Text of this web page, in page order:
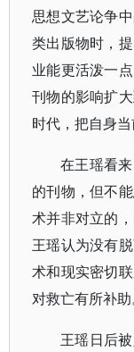
思想文艺论争
类出版物时，
业能更活泼一
刊物的影响扩
时代，把自身
在王瑶看
的刊物，但不
术并非对立的
王瑶认为没有
术和现实密切
对救亡有所补助
王瑶日后